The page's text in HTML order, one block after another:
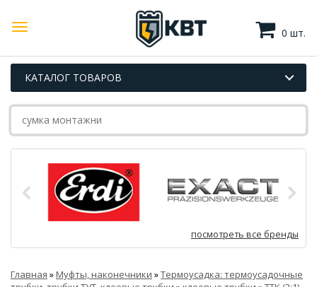
0 шт.
КАТАЛОГ ТОВАРОВ
посмотреть все бренды
Главная »Муфты, наконечники »Термоусадка: термоусадочные